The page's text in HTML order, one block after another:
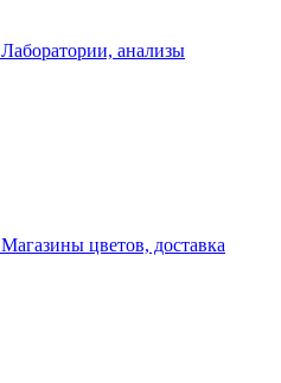
Лаборатории, анализы
Магазины цветов, доставка